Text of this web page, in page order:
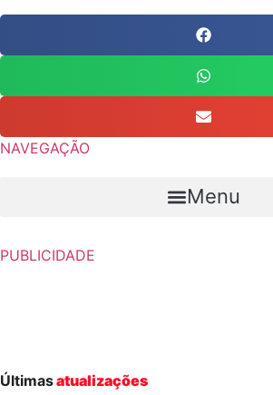
NAVEGAÇÃO
Menu
PUBLICIDADE
Últimasatualizações